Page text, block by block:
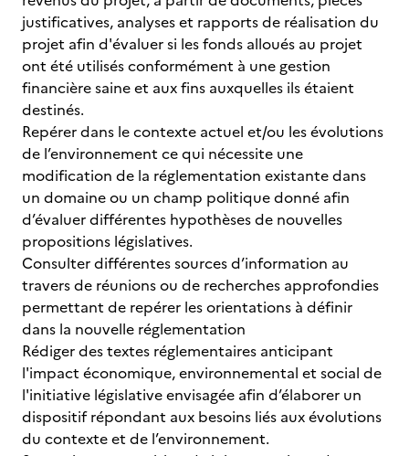
justificatives, analyses et rapports de réalisation du
projet afin d'évaluer si les fonds alloués au projet
ont été utilisés conformément à une gestion
financière saine et aux fins auxquelles ils étaient
destinés.
Repérer dans le contexte actuel et/ou les évolutions
de l’environnement ce qui nécessite une
modification de la réglementation existante dans
un domaine ou un champ politique donné afin
d’évaluer différentes hypothèses de nouvelles
propositions législatives.
Consulter différentes sources d’information au
travers de réunions ou de recherches approfondies
permettant de repérer les orientations à définir
dans la nouvelle réglementation
Rédiger des textes réglementaires anticipant
l'impact économique, environnemental et social de
l'initiative législative envisagée afin d’élaborer un
dispositif répondant aux besoins liés aux évolutions
du contexte et de l’environnement.